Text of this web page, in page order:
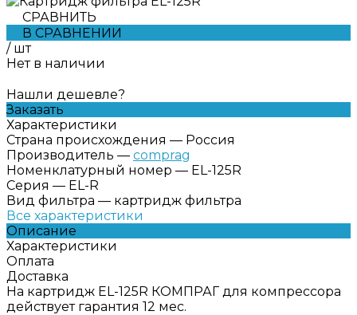
СРАВНИТЬ
В СРАВНЕНИИ
/ шт
Нет в наличии
Нашли дешевле?
Заказать
Характеристики
Страна происхождения — Россия
Производитель — comprag
Номенклатурный номер — EL-125R
Серия — EL-R
Вид фильтра — картридж фильтра
Все характеристики
Описание
Характеристики
Оплата
Доставка
На картридж EL-125R КОМПРАГ для компрессора
действует гарантия 12 мес.